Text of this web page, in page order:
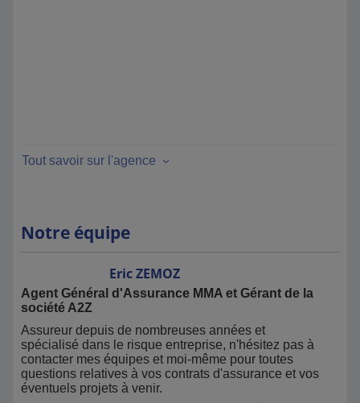
Tout savoir sur l'agence
Notre équipe
EricZEMOZ
Agent Général d'Assurance MMA et Gérant de la
société A2Z
Assureur depuis de nombreuses années et
spécialisé dans le risque entreprise, n'hésitez pas à
contacter mes équipes et moi-même pour toutes
questions relatives à vos contrats d'assurance et vos
éventuels projets à venir.